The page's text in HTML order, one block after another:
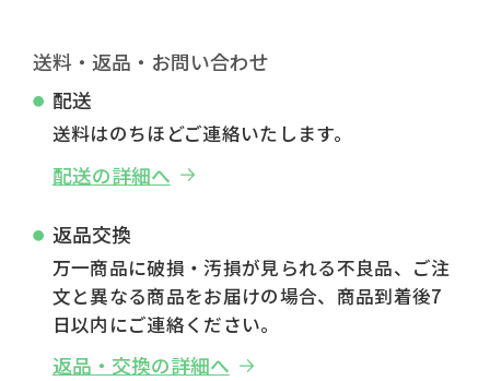
送料・返品・お問い合わせ
配送
送料はのちほどご連絡いたします。
配送の詳細へ
返品交換
万一商品に破損・汚損が見られる不良品、ご注
文と異なる商品をお届けの場合、商品到着後7
日以内にご連絡ください。
返品・交換の詳細へ